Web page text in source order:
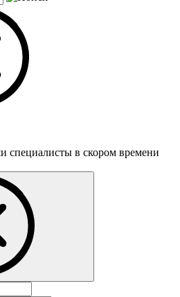
специалисты в скором времени